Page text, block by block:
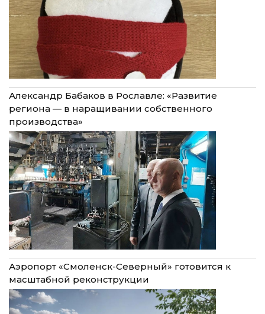
Александр Бабаков в Рославле: «Развитие
региона — в наращивании собственного
производства»
Аэропорт «Смоленск-Северный» готовится к
масштабной реконструкции